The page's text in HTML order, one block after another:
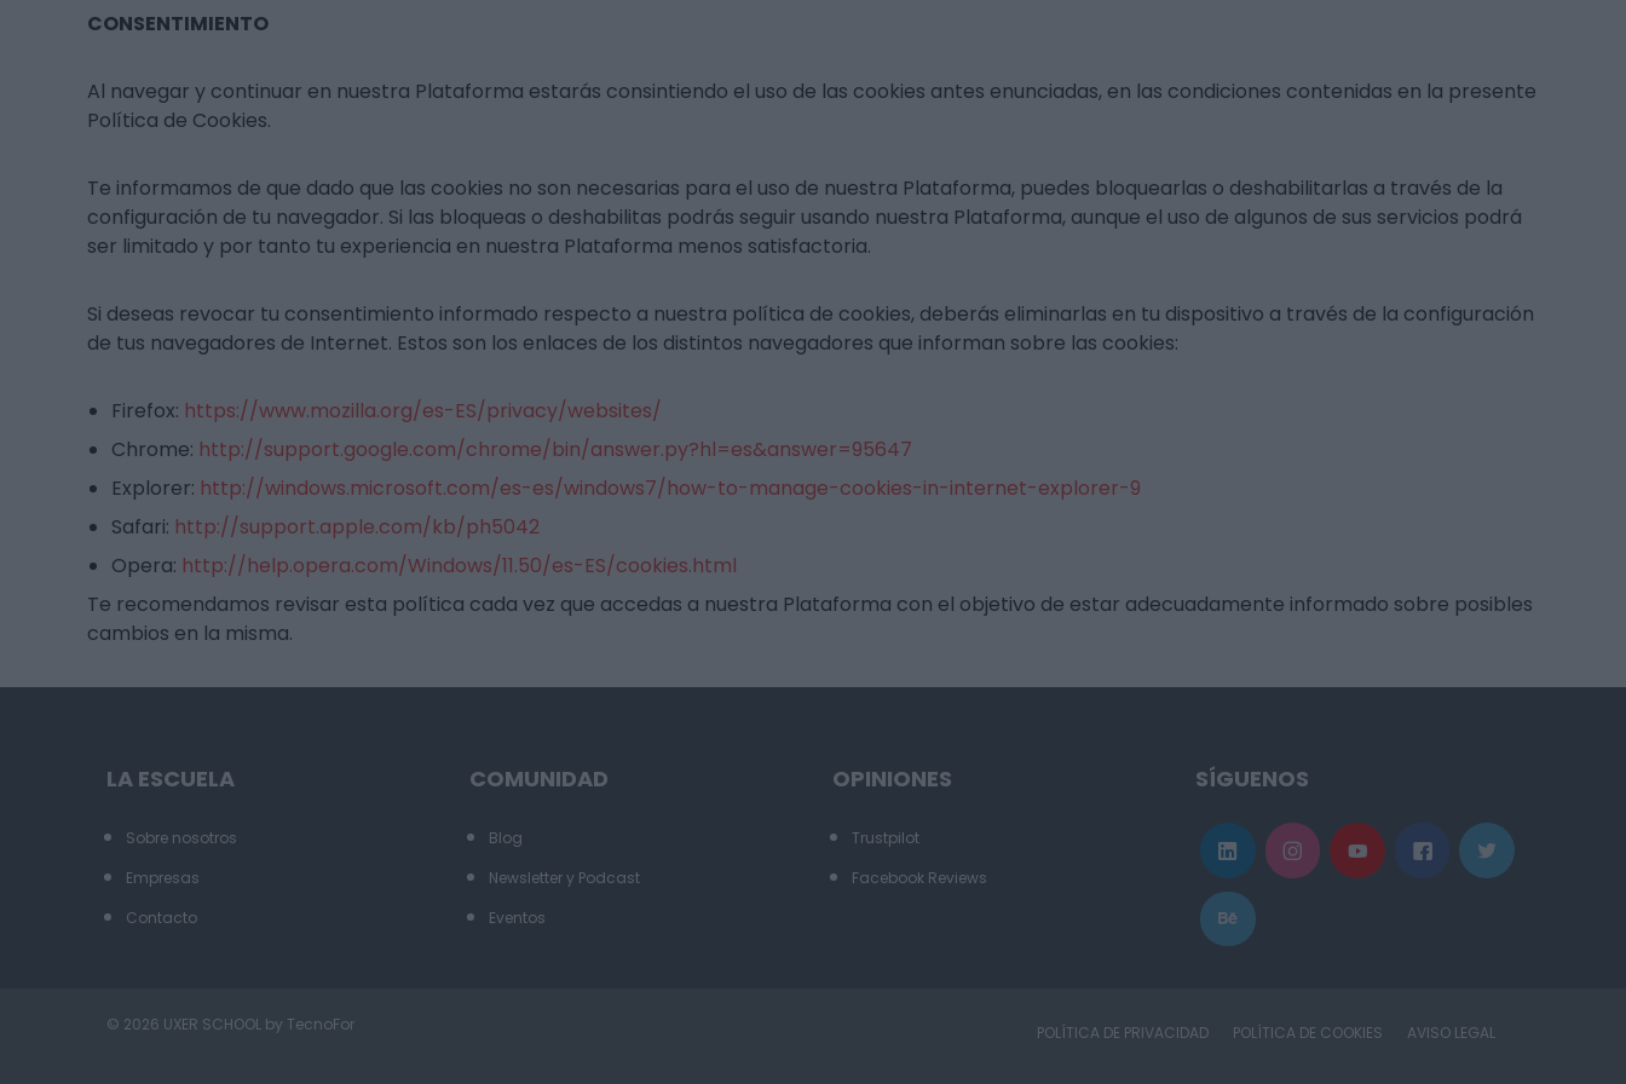
CONSENTIMIENTO
Al navegar y continuar en nuestra Plataforma estarás consintiendo el uso de las cookies antes enunciadas, en las condiciones contenidas en la presente
Política de Cookies.
Te informamos de que dado que las cookies no son necesarias para el uso de nuestra Plataforma, puedes bloquearlas o deshabilitarlas a través de la
configuración de tu navegador. Si las bloqueas o deshabilitas podrás seguir usando nuestra Plataforma, aunque el uso de algunos de sus servicios podrá
ser limitado y por tanto tu experiencia en nuestra Plataforma menos satisfactoria.
Si deseas revocar tu consentimiento informado respecto a nuestra política de cookies, deberás eliminarlas en tu dispositivo a través de la configuración
de tus navegadores de Internet. Estos son los enlaces de los distintos navegadores que informan sobre las cookies:
Firefox: https://www.mozilla.org/es-ES/privacy/websites/
Chrome: http://support.google.com/chrome/bin/answer.py?hl=es&answer=95647
Explorer: http://windows.microsoft.com/es-es/windows7/how-to-manage-cookies-in-internet-explorer-9
Safari: http://support.apple.com/kb/ph5042
Opera: http://help.opera.com/Windows/11.50/es-ES/cookies.html
Te recomendamos revisar esta política cada vez que accedas a nuestra Plataforma con el objetivo de estar adecuadamente informado sobre posibles
cambios en la misma.
LA ESCUELA
Sobre nosotros
Empresas
Contacto
COMUNIDAD
Blog
Newsletter y Podcast
Eventos
OPINIONES
Trustpilot
Facebook Reviews
SÍGUENOS
© 2026 UXER SCHOOL by TecnoFor POLÍTICA DE PRIVACIDAD POLÍTICA DE COOKIES AVISO LEGAL